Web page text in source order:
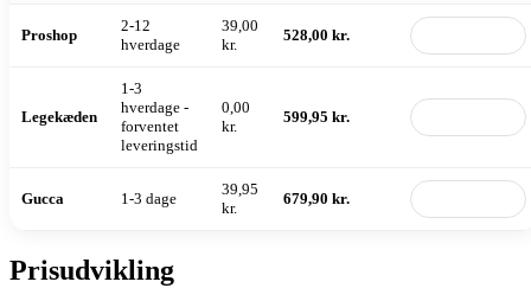
Proshop
2-12
hverdage
39,00
kr.
528,00 kr.
Legekæden
1-3
hverdage -
forventet
leveringstid
0,00
kr.
599,95 kr.
Gucca 1-3 dage
39,95
kr.
679,90 kr.
Prisudvikling